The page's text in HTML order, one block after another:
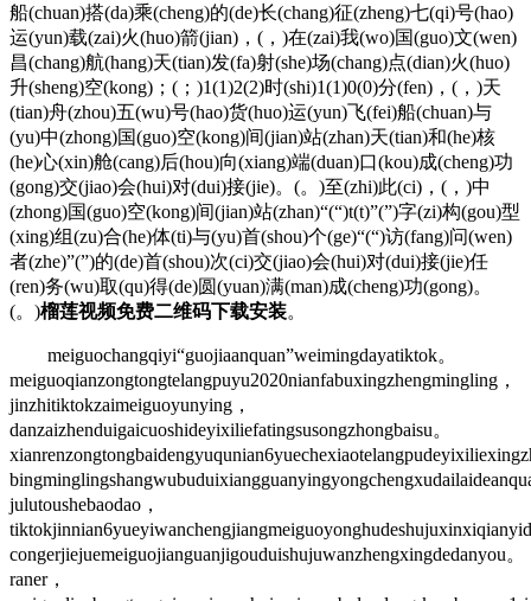
船(chuan)搭(da)乘(cheng)的(de)长(chang)征(zheng)七(qi)号(hao)
运(yun)载(zai)火(huo)箭(jian)，(，)在(zai)我(wo)国(guo)文(wen)
昌(chang)航(hang)天(tian)发(fa)射(she)场(chang)点(dian)火(huo)
升(sheng)空(kong)；(；)1(1)2(2)时(shi)1(1)0(0)分(fen)，(，)天
(tian)舟(zhou)五(wu)号(hao)货(huo)运(yun)飞(fei)船(chuan)与
(yu)中(zhong)国(guo)空(kong)间(jian)站(zhan)天(tian)和(he)核
(he)心(xin)舱(cang)后(hou)向(xiang)端(duan)口(kou)成(cheng)功
(gong)交(jiao)会(hui)对(dui)接(jie)。(。)至(zhi)此(ci)，(，)中
(zhong)国(guo)空(kong)间(jian)站(zhan)“(“)t(t)”(”)字(zi)构(gou)型
(xing)组(zu)合(he)体(ti)与(yu)首(shou)个(ge)“(“)访(fang)问(wen)
者(zhe)”(”)的(de)首(shou)次(ci)交(jiao)会(hui)对(dui)接(jie)任
(ren)务(wu)取(qu)得(de)圆(yuan)满(man)成(cheng)功(gong)。
(。)榴莲视频免费二维码下载安装。
meiguochangqiyi“guojiaanquan”weimingdayatiktok。
meiguoqianzongtongtelangpuyu2020nianfabuxingzhengmingling，
jinzhitiktokzaimeiguoyunying，
danzaizhenduigaicuoshideyixiliefatingsusongzhongbaisu。
julutoushebaodao，
congerjiejuemeiguojianguanjigouduishujuwanzhengxingdedanyou。
raner，